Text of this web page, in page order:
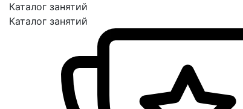
Каталог занятий
Каталог занятий